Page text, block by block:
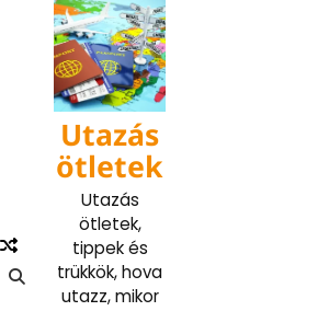
content
Utazás
ötletek
Utazás
ötletek,
tippek és
trükkök, hova
utazz, mikor